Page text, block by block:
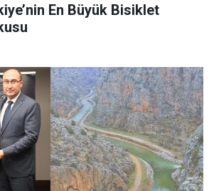
En Büyük Bisiklet